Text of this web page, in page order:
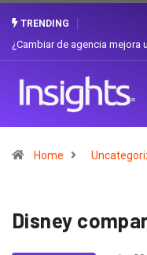
TRENDING
¿Cambiar de agencia mejora
Home
Disney